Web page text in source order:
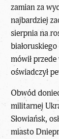
zamian za
najbardziej
sierpnia na
mówił
oświadczył
Obwód
militarnej
Słowiańsk,
miasto